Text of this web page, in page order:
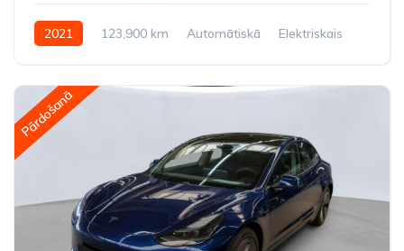
2021 123,900 km Automātiskā
Elektriskais
Pārdošanā